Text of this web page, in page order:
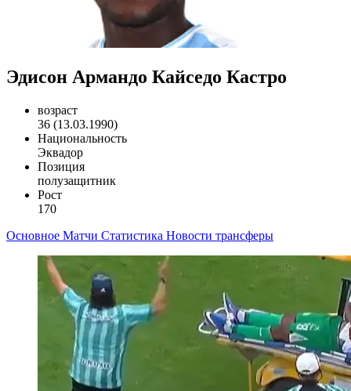
Эдисон Армандо Кайседо Кастро
возраст
36 (13.03.1990)
Национальность
Эквадор
Позиция
полузащитник
Рост
170
Основное Матчи Статистика Новости трансферы